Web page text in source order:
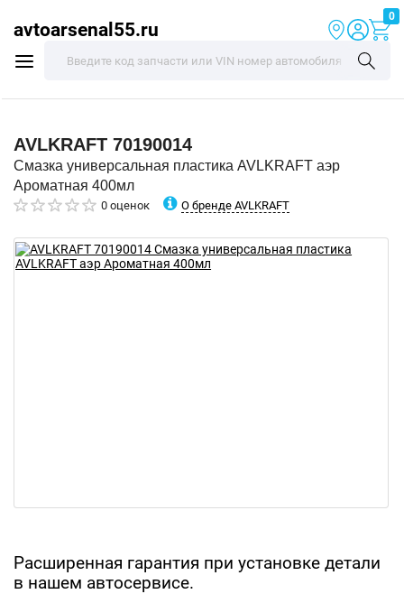
avtoarsenal55.ru
0
AVLKRAFT 70190014
Смазка универсальная пластика AVLKRAFT аэр
Ароматная 400мл
0 оценок О бренде AVLKRAFT
Расширенная гарантия при установке детали
в нашем автосервисе.